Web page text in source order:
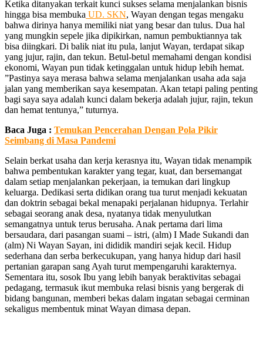
Ketika ditanyakan terkait kunci sukses selama menjalankan bisnis
hingga bisa membuka UD. SKN, Wayan dengan tegas mengaku
bahwa dirinya hanya memiliki niat yang besar dan tulus. Dua hal
yang mungkin sepele jika dipikirkan, namun pembuktiannya tak
bisa diingkari. Di balik niat itu pula, lanjut Wayan, terdapat sikap
yang jujur, rajin, dan tekun. Betul-betul memahami dengan kondisi
ekonomi, Wayan pun tidak ketinggalan untuk hidup lebih hemat.
”Pastinya saya merasa bahwa selama menjalankan usaha ada saja
jalan yang memberikan saya kesempatan. Akan tetapi paling penting
bagi saya saya adalah kunci dalam bekerja adalah jujur, rajin, tekun
dan hemat tentunya,” tuturnya.
Baca Juga : Temukan Pencerahan Dengan Pola Pikir
Seimbang di Masa Pandemi
Selain berkat usaha dan kerja kerasnya itu, Wayan tidak menampik
bahwa pembentukan karakter yang tegar, kuat, dan bersemangat
dalam setiap menjalankan pekerjaan, ia temukan dari lingkup
keluarga. Dedikasi serta didikan orang tua turut menjadi kekuatan
dan doktrin sebagai bekal menapaki perjalanan hidupnya. Terlahir
sebagai seorang anak desa, nyatanya tidak menyulutkan
semangatnya untuk terus berusaha. Anak pertama dari lima
bersaudara, dari pasangan suami – istri, (alm) I Made Sukandi dan
(alm) Ni Wayan Sayan, ini dididik mandiri sejak kecil. Hidup
sederhana dan serba berkecukupan, yang hanya hidup dari hasil
pertanian garapan sang Ayah turut mempengaruhi karakternya.
Sementara itu, sosok Ibu yang lebih banyak beraktivitas sebagai
pedagang, termasuk ikut membuka relasi bisnis yang bergerak di
bidang bangunan, memberi bekas dalam ingatan sebagai cerminan
sekaligus membentuk minat Wayan dimasa depan.